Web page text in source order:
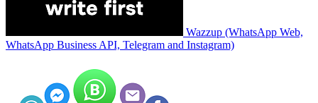
Wazzup (WhatsApp Web,
WhatsApp Business API, Telegram and Instagram)